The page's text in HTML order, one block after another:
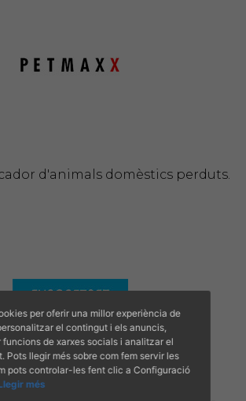
d'animals domèstics perduts.
per oferir una millor experiència de
el contingut i els anuncis,
de xarxes socials i analitzar el
Pots llegir més sobre com fem servir les
pots controlar-les fent clic a Configuració
més